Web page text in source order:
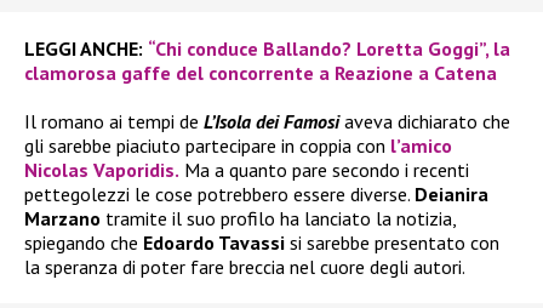
LEGGI ANCHE: “Chi conduce Ballando? Loretta Goggi”, la
clamorosa gaffe del concorrente a Reazione a Catena
Il romano ai tempi de L’Isola dei Famosiaveva dichiarato che
gli sarebbe piaciuto partecipare in coppia con l’amico
Nicolas Vaporidis. Ma a quanto pare secondo i recenti
pettegolezzi le cose potrebbero essere diverse. Deianira
Marzano tramite il suo profilo ha lanciato la notizia,
spiegando che Edoardo Tavassi si sarebbe presentato con
la speranza di poter fare breccia nel cuore degli autori.